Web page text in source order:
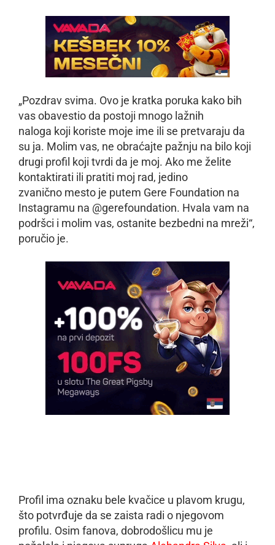
„Pozdrav svima. Ovo je kratka poruka kako bih
vas obavestio da postoji mnogo lažnih
naloga koji koriste moje ime ili se pretvaraju da
su ja. Molim vas, ne obraćajte pažnju na bilo koji
drugi profil koji tvrdi da je moj. Ako me želite
kontaktirati ili pratiti moj rad, jedino
zvanično mesto je putem Gere Foundation na
Instagramu na @gerefoundation. Hvala vam na
podršci i molim vas, ostanite bezbedni na mreži“,
poručio je.
Profil ima oznaku bele kvačice u plavom krugu,
što potvrđuje da se zaista radi o njegovom
profilu. Osim fanova, dobrodošlicu mu je